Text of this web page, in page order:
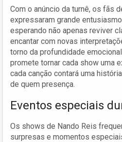
Com o anúncio da turnê, os fãs
expressaram grande
esperando não apenas reviver
encantar com novas
torno da profundidade
promete tornar cada show uma
cada canção contará uma
de quem presença.
Eventos especiais
Os shows de Nando Reis
surpresas e momentos